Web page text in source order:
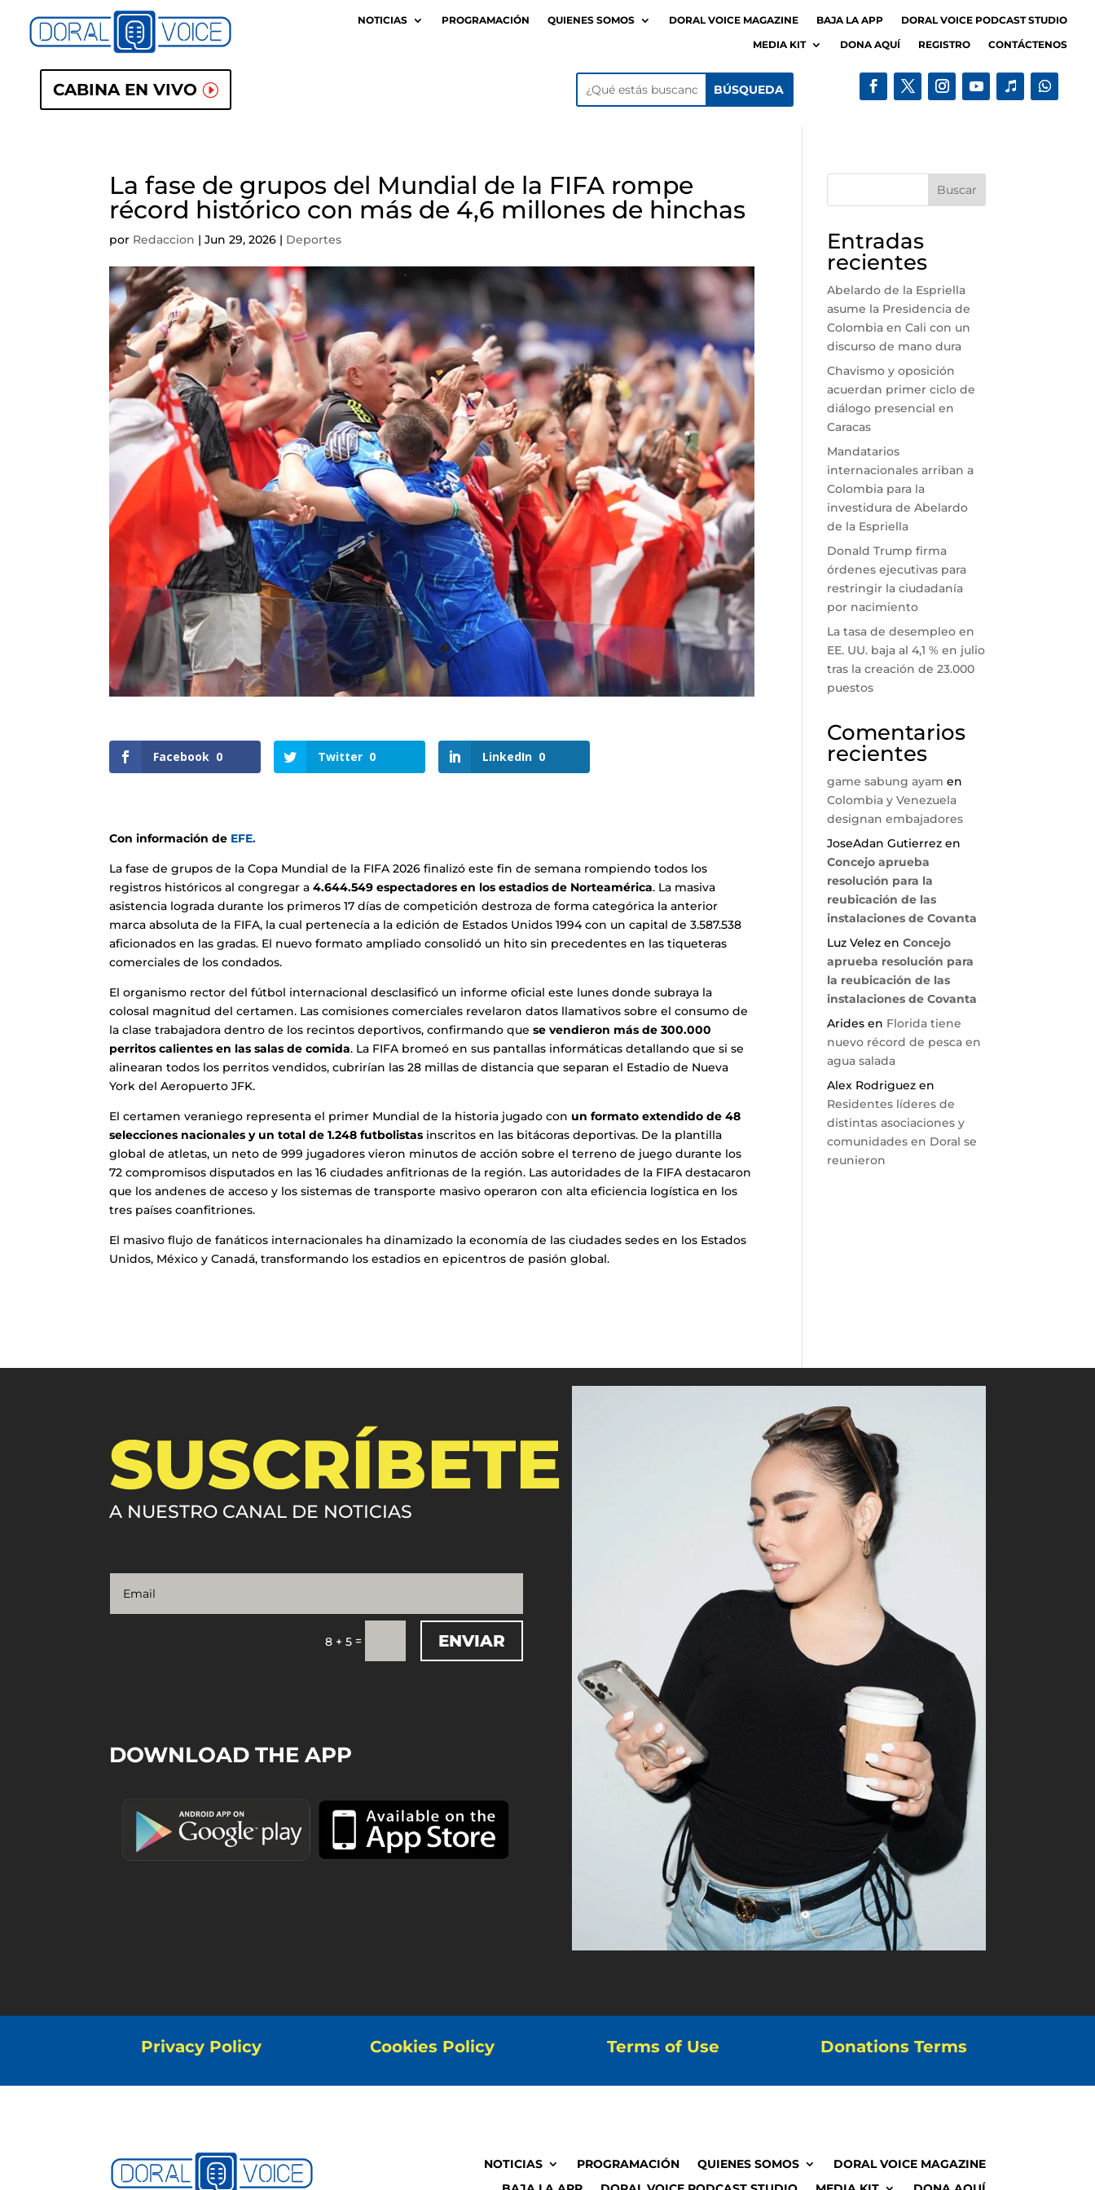
NOTICIAS PROGRAMACIÓN QUIENES SOMOS DORAL VOICE MAGAZINE BAJA LA APP
DORAL VOICE PODCAST STUDIO
MEDIA KIT
DONA AQUÍ REGISTRO CONTÁCTENOS
CABINA EN VIVO
La fase de grupos del Mundial de la FIFA rompe
récord histórico con más de 4,6 millones de hinchas
por Redaccion |Jun 29, 2026 | Deportes
Facebook 0 Twitter 0 LinkedIn 0
Con información de EFE.
La fase de grupos de la Copa Mundial de la FIFA 2026 finalizó este fin de semana rompiendo todos los
registros históricos al congregar a4.644.549 espectadores en los estadios de Norteamérica. La masiva
asistencia lograda durante los primeros 17 días de competición destroza de forma categórica la anterior
marca absoluta de la FIFA, la cual pertenecía a la edición de Estados Unidos 1994 con un capital de 3.587.538
aficionados en las gradas. El nuevo formato ampliado consolidó un hito sin precedentes en las tiqueteras
comerciales de los condados.
El organismo rector del fútbol internacional desclasificó un informe oficial este lunes donde subraya la
colosal magnitud del certamen. Las comisiones comerciales revelaron datos llamativos sobre el consumo de
la clase trabajadora dentro de los recintos deportivos, confirmando quese vendieron más de 300.000
perritos calientes en las salas de comida. La FIFA bromeó en sus pantallas informáticas detallando que si se
alinearan todos los perritos vendidos, cubrirían las 28 millas de distancia que separan el Estadio de Nueva
York del Aeropuerto JFK.
El certamen veraniego representa el primer Mundial de la historia jugado con un formato extendido de 48
selecciones nacionales y un total de 1.248 futbolistas inscritos en las bitácoras deportivas. De la plantilla
global de atletas, un neto de 999 jugadores vieron minutos de acción sobre el terreno de juego durante los
72 compromisos disputados en las 16 ciudades anfitrionas de la región. Las autoridades de la FIFA destacaron
que los andenes de acceso y los sistemas de transporte masivo operaron con alta eficiencia logística en los
tres países coanfitriones.
El masivo flujo de fanáticos internacionales ha dinamizado la economía de las ciudades sedes en los Estados
Unidos, México y Canadá, transformando los estadios en epicentros de pasión global.
Buscar
Entradas
recientes
Abelardo de la Espriella
asume la Presidencia de
Colombia en Cali con un
discurso de mano dura
Chavismo y oposición
acuerdan primer ciclo de
diálogo presencial en
Caracas
Mandatarios
internacionales arriban a
Colombia para la
investidura de Abelardo
de la Espriella
Donald Trump firma
órdenes ejecutivas para
restringir la ciudadanía
por nacimiento
La tasa de desempleo en
EE. UU. baja al 4,1 % en julio
tras la creación de 23.000
puestos
Comentarios
recientes
game sabung ayam en
Colombia y Venezuela
designan embajadores
JoseAdan Gutierrez en
Concejo aprueba
resolución para la
reubicación de las
instalaciones de Covanta
Luz Velez enConcejo
aprueba resolución para
la reubicación de las
instalaciones de Covanta
Arides en Florida tiene
nuevo récord de pesca en
agua salada
Alex Rodriguez en
Residentes líderes de
distintas asociaciones y
comunidades en Doral se
reunieron
SUSCRÍBETE
A NUESTRO CANAL DE NOTICIAS
8 + 5 = ENVIAR
DOWNLOAD THE APP
Privacy Policy Cookies Policy Terms of Use Donations Terms
NOTICIAS PROGRAMACIÓN QUIENES SOMOS
DORAL VOICE MAGAZINE